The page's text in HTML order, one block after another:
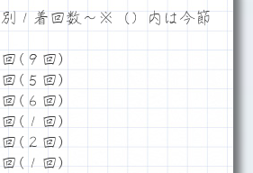
１着回数～※（）内は今節
(９回)
(５回)
(６回)
(１回)
(２回)
(１回)